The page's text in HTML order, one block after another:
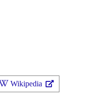
Wikipedia